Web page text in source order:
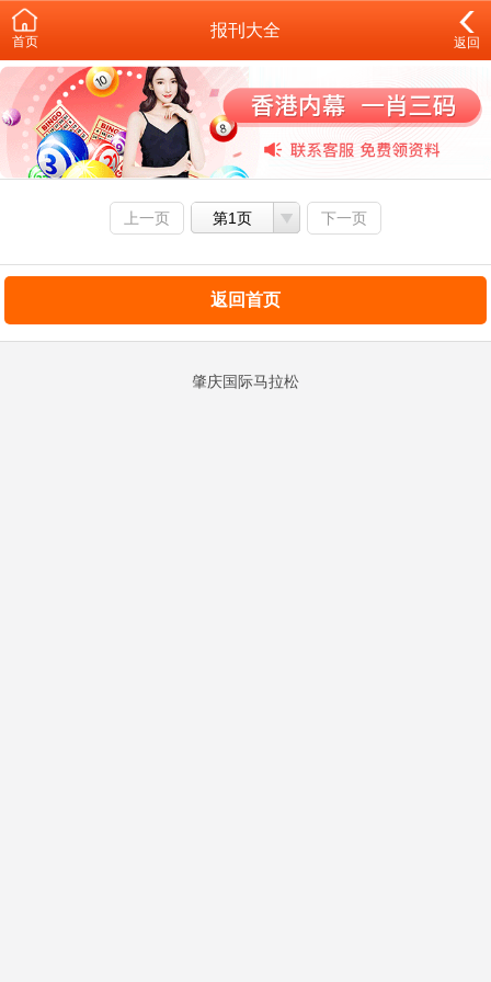
首页
报刊大全
返回
上一页 第1页 下一页
返回首页
肇庆国际马拉松